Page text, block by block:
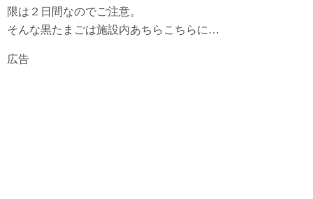
限は２日間なのでご注意。
そんな黒たまごは施設内あちらこちらに…
広告